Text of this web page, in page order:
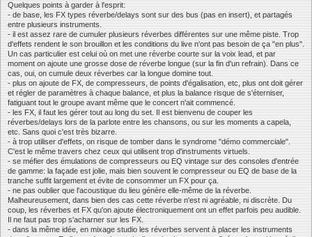
Quelques points à garder à l'esprit:
- de base, les FX types réverbe/delays sont sur des bus (pas en insert), et partagés
entre plusieurs instruments.
- il est assez rare de cumuler plusieurs réverbes différentes sur une même piste. Trop
d'effets rendent le son brouillon et les conditions du live n'ont pas besoin de ça "en plus".
Un cas particulier est celui où on met une réverbe courte sur la voix lead, et par
moment on ajoute une grosse dose de réverbe longue (sur la fin d'un refrain). Dans ce
cas, oui, on cumule deux réverbes car la longue domine tout.
- plus on ajoute de FX, de compresseurs, de points d'égalisation, etc, plus ont doit gérer
et régler de paramètres à chaque balance, et plus la balance risque de s'éterniser,
fatiguant tout le groupe avant même que le concert n'ait commencé.
- les FX, il faut les gérer tout au long du set. Il est bienvenu de couper les
réverbes/delays lors de la parlote entre les chansons, ou sur les moments a capela,
etc. Sans quoi c'est très bizarre.
- à trop utiliser d'effets, on risque de tomber dans le syndrome "démo commerciale".
C'est le même travers chez ceux qui utilisent trop d'instruments virtuels.
- se méfier des émulations de compresseurs ou EQ vintage sur des consoles d'entrée
de gamme: la façade est jolie, mais bien souvent le compresseur ou EQ de base de la
tranche suffit largement et évite de consommer un FX pour ça.
- ne pas oublier que l'acoustique du lieu génère elle-même de la réverbe.
Malheureusement, dans bien des cas cette réverbe n'est ni agréable, ni discrète. Du
coup, les réverbes et FX qu'on ajoute électroniquement ont un effet parfois peu audible.
Il ne faut pas trop s'acharner sur les FX.
- dans la même idée, en mixage studio les réverbes servent à placer les instruments